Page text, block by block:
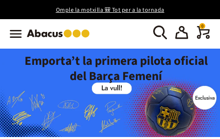
Omple la motxilla 🎒 Tot per a la tornada
0
Emporta’t la primera pilota oficial
del Barça Femení